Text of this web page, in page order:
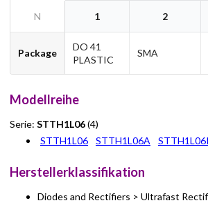
N 1 2
Package
DO 41
PLASTIC
SMA
Modellreihe
Serie: STTH1L06(4)
STTH1L06
STTH1L06A
Herstellerklassifikation
Diodes and Rectifiers > Ultrafast